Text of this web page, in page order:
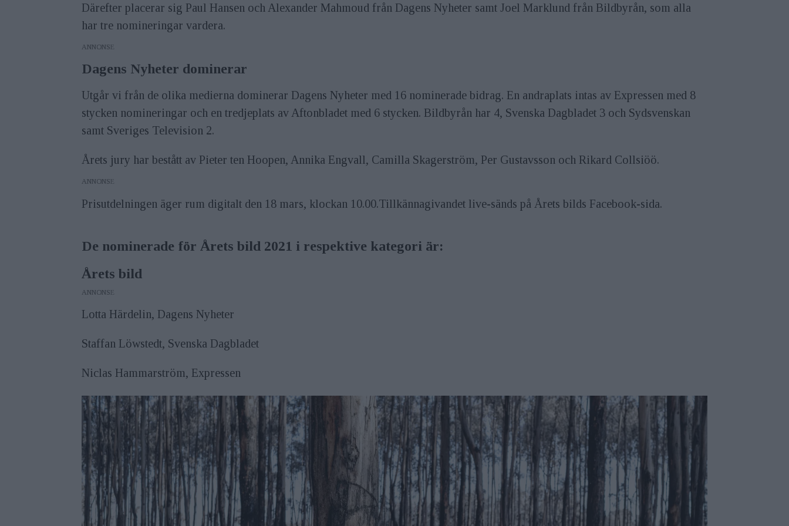
Därefter placerar sig Paul Hansen och Alexander Mahmoud från Dagens Nyheter samt Joel Marklund från Bildbyrån, som alla
har tre nomineringar vardera.
ANNONS
Dagens Nyheter dominerar
Utgår vi från de olika medierna dominerar Dagens Nyheter med 16 nominerade bidrag. En andraplats intas av Expressen med 8
stycken nomineringar och en tredjeplats av Aftonbladet med 6 stycken. Bildbyrån har 4, Svenska Dagbladet 3 och Sydsvenskan
samt Sveriges Television 2.
Årets jury har bestått av Pieter ten Hoopen, Annika Engvall, Camilla Skagerström, Per Gustavsson och Rikard Collsiöö.
ANNONS
Prisutdelningen äger rum digitalt den 18 mars, klockan 10.00.Tillkännagivandet live-sänds på Årets bilds Facebook-sida.
De nominerade för Årets bild 2021 i respektive kategori är:
Årets bild
ANNONS
Lotta Härdelin, Dagens Nyheter
Staffan Löwstedt, Svenska Dagbladet
Niclas Hammarström, Expressen